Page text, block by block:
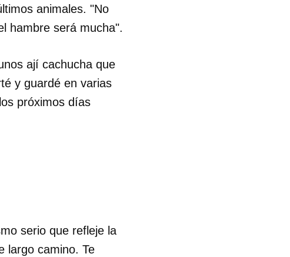
animales. "No
hambre será mucha".
ají cachucha que
y guardé en varias
próximos días
serio que refleje la
largo camino. Te